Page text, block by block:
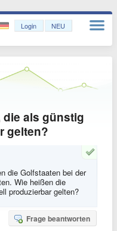
Login NEU
die als günstig
gelten?
die Golfstaaten bei der
Wie heißen die
produzierbar gelten?
Frage beantworten